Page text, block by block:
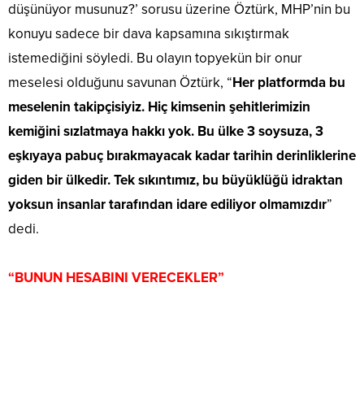
düşünüyor musunuz?’ sorusu üzerine Öztürk, MHP’nin bu
konuyu sadece bir dava kapsamına sıkıştırmak
istemediğini söyledi. Bu olayın topyekün bir onur
meselesi olduğunu savunan Öztürk, “Her platformda bu
meselenin takipçisiyiz. Hiç kimsenin şehitlerimizin
kemiğini sızlatmaya hakkı yok. Bu ülke 3 soysuza, 3
eşkıyaya pabuç bırakmayacak kadar tarihin derinliklerine
giden bir ülkedir. Tek sıkıntımız, bu büyüklüğü idraktan
yoksun insanlar tarafından idare ediliyor olmamızdır”
dedi.
“BUNUN HESABINI VERECEKLER”